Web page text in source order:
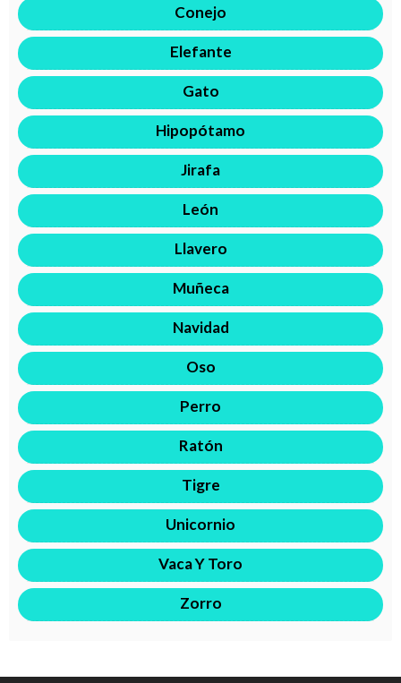
Conejo
Elefante
Gato
Hipopótamo
Jirafa
León
Llavero
Muñeca
Navidad
Oso
Perro
Ratón
Tigre
Unicornio
Vaca Y Toro
Zorro